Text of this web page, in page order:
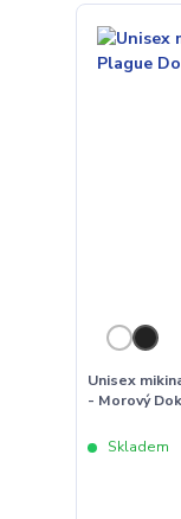
Unisex
- Morový
Skladem